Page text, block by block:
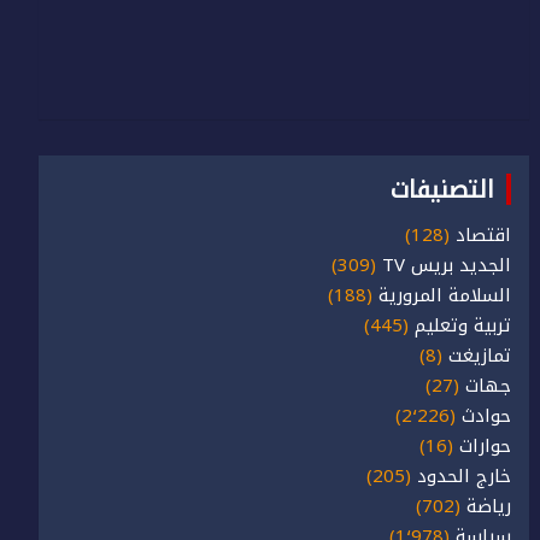
التصنيفات
اقتصاد (128)
الجديد بريس TV
(309)
السلامة المرورية (188)
تربية وتعليم (445)
تمازيغت (8)
جهات (27)
حوادث (2٬226)
حوارات (16)
خارج الحدود (205)
رياضة (702)